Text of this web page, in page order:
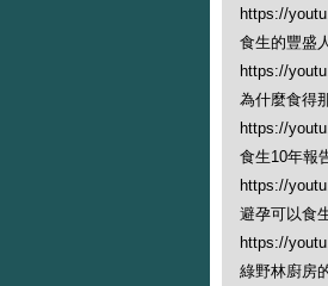
https://
食生的豐盛
https://
為什麼食得
https://
食生10年報
https://
避孕可以食
https://
綠野林廚房